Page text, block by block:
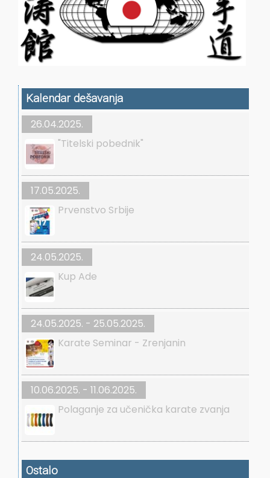
Kalendar dešavanja
26.04.2025.
"Titelski pobednik"
17.05.2025.
Prvenstvo Srbije
24.05.2025.
Kup Ade
24.05.2025. - 25.05.2025.
Karate Seminar - Zrenjanin
10.06.2025. - 11.06.2025.
Polaganje za učenička karate zvanja
Ostalo